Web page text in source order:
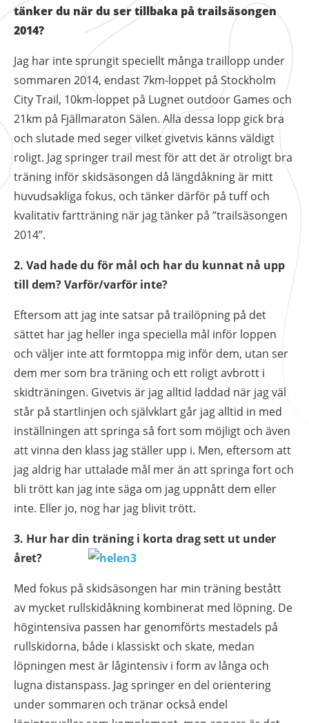
tänker du när du ser tillbaka på trailsäsongen
2014?
Jag har inte sprungit speciellt många traillopp under
sommaren 2014, endast 7km-loppet på Stockholm
City Trail, 10km-loppet på Lugnet outdoor Games och
21km på Fjällmaraton Sälen. Alla dessa lopp gick bra
och slutade med seger vilket givetvis känns väldigt
roligt. Jag springer trail mest för att det är otroligt bra
träning inför skidsäsongen då längdåkning är mitt
huvudsakliga fokus, och tänker därför på tuff och
kvalitativ fartträning när jag tänker på ”trailsäsongen
2014”.
2. Vad hade du för mål och har du kunnat nå upp
till dem? Varför/varför inte?
Eftersom att jag inte satsar på trailöpning på det
sättet har jag heller inga speciella mål inför loppen
och väljer inte att formtoppa mig inför dem, utan ser
dem mer som bra träning och ett roligt avbrott i
skidträningen. Givetvis är jag alltid laddad när jag väl
står på startlinjen och självklart går jag alltid in med
inställningen att springa så fort som möjligt och även
att vinna den klass jag ställer upp i. Men, eftersom att
jag aldrig har uttalade mål mer än att springa fort och
bli trött kan jag inte säga om jag uppnått dem eller
inte. Eller jo, nog har jag blivit trött.
3. Hur har din träning i korta drag sett ut under
året?
Med fokus på skidsäsongen har min träning bestått
av mycket rullskidåkning kombinerat med löpning. De
högintensiva passen har genomförts mestadels på
rullskidorna, både i klassiskt och skate, medan
löpningen mest är lågintensiv i form av långa och
lugna distanspass. Jag springer en del orientering
under sommaren och tränar också endel
Nödvändiga
Dessa kakor
går inte att
välja bort. De
behövs för att
hemsidan ska
fungera.
Statistik
För att vi ska
kunna
hemsidans
funktionalitet
uppbyggnad,
baserat på
hemsidan
används.
Upplevelse
För att vår
hemsida ska
prestera så
bra som
möjligt under
ditt besök.
de här
kakorna
funktionalitet
att försvinna
från
hemsidan.
Marknadsföring
Genom att dela
med dig av dina